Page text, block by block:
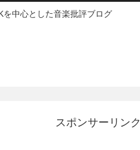
中心とした音楽批評ブログ
スポンサーリンク